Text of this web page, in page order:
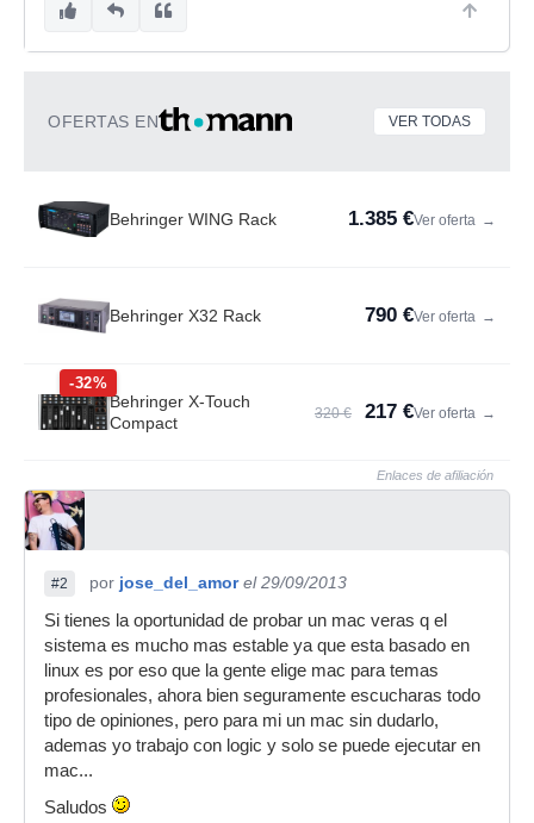
OFERTAS EN VER TODAS
Behringer WING Rack 1.385 €Ver oferta →
Behringer X32 Rack 790 €Ver oferta →
-32%
Behringer X-Touch
Compact
320 € 217 €Ver oferta →
Enlaces de afiliación
#2 por jose_del_amor el 29/09/2013
Si tienes la oportunidad de probar un mac veras q el
sistema es mucho mas estable ya que esta basado en
linux es por eso que la gente elige mac para temas
profesionales, ahora bien seguramente escucharas todo
tipo de opiniones, pero para mi un mac sin dudarlo,
ademas yo trabajo con logic y solo se puede ejecutar en
mac...
Saludos